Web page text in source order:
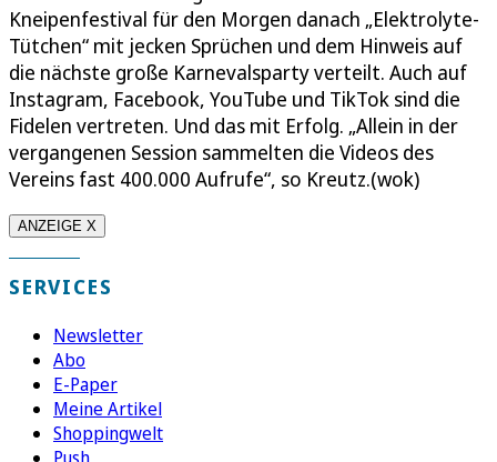
Kneipenfestival für den Morgen danach „Elektrolyte-
Tütchen“ mit jecken Sprüchen und dem Hinweis auf
die nächste große Karnevalsparty verteilt. Auch auf
Instagram, Facebook, YouTube und TikTok sind die
Fidelen vertreten. Und das mit Erfolg. „Allein in der
vergangenen Session sammelten die Videos des
Vereins fast 400.000 Aufrufe“, so Kreutz.(wok)
ANZEIGE X
SERVICES
Newsletter
Abo
E-Paper
Meine Artikel
Shoppingwelt